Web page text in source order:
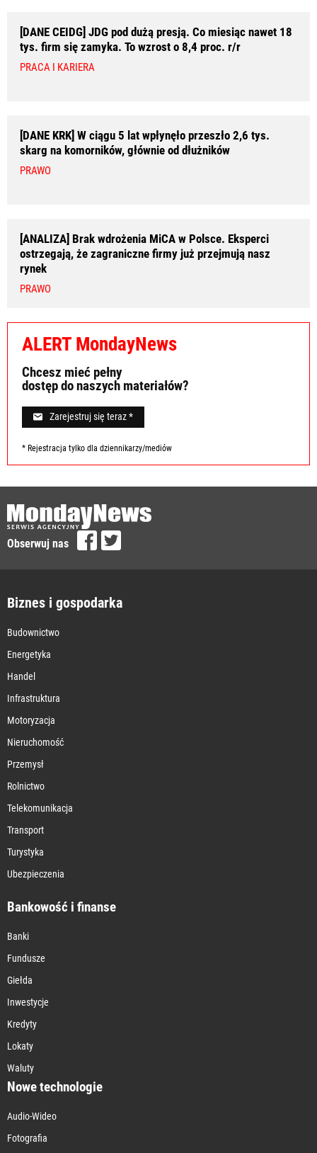
[DANE CEIDG] JDG pod dużą presją. Co miesiąc nawet 18
tys. firm się zamyka. To wzrost o 8,4 proc. r/r
PRACA I KARIERA
[DANE KRK] W ciągu 5 lat wpłynęło przeszło 2,6 tys.
skarg na komorników, głównie od dłużników
PRAWO
[ANALIZA] Brak wdrożenia MiCA w Polsce. Eksperci
ostrzegają, że zagraniczne firmy już przejmują nasz
rynek
PRAWO
ALERT MondayNews
Chcesz mieć pełny
dostęp do naszych materiałów?
Zarejestruj się teraz *
* Rejestracja tylko dla dziennikarzy/mediów
Obserwuj nas
Biznes i gospodarka
Budownictwo
Energetyka
Handel
Infrastruktura
Motoryzacja
Nieruchomość
Przemysł
Rolnictwo
Telekomunikacja
Transport
Turystyka
Ubezpieczenia
Bankowość i finanse
Banki
Fundusze
Giełda
Inwestycje
Kredyty
Lokaty
Waluty
Nowe technologie
Audio-Wideo
Fotografia